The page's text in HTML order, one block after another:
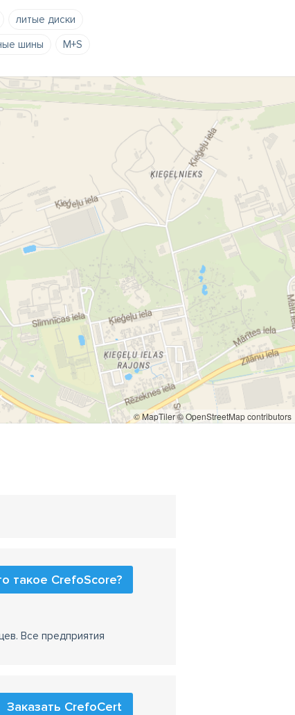
литые диски
шины M+S
© MapTiler© OpenStreetMap contributors
такое CrefoScore?
Все предприятия
Заказать CrefoCert